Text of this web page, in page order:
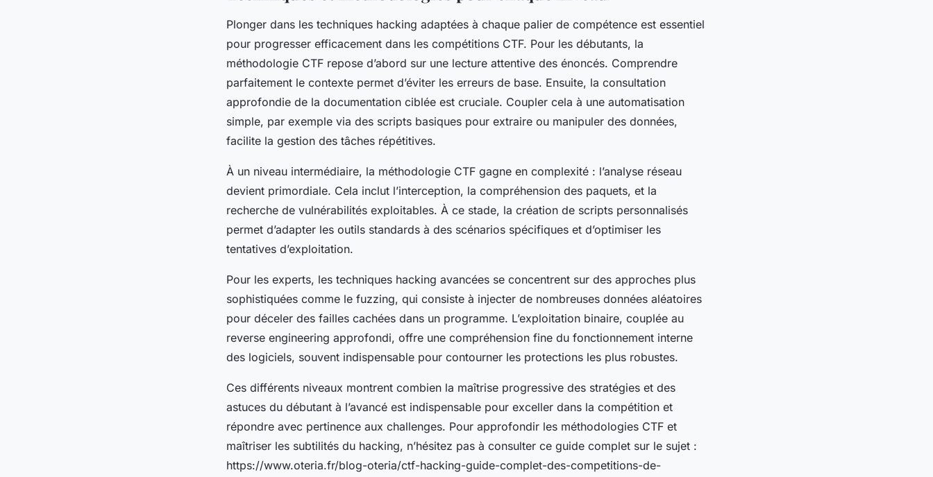
Plonger dans les techniques hacking adaptées à chaque palier de compétence est essentiel
pour progresser efficacement dans les compétitions CTF. Pour les débutants, la
méthodologie CTF repose d’abord sur une lecture attentive des énoncés. Comprendre
parfaitement le contexte permet d’éviter les erreurs de base. Ensuite, la consultation
approfondie de la documentation ciblée est cruciale. Coupler cela à une automatisation
simple, par exemple via des scripts basiques pour extraire ou manipuler des données,
facilite la gestion des tâches répétitives.
À un niveau intermédiaire, la méthodologie CTF gagne en complexité : l’analyse réseau
devient primordiale. Cela inclut l’interception, la compréhension des paquets, et la
recherche de vulnérabilités exploitables. À ce stade, la création de scripts personnalisés
permet d’adapter les outils standards à des scénarios spécifiques et d’optimiser les
tentatives d’exploitation.
Pour les experts, les techniques hacking avancées se concentrent sur des approches plus
sophistiquées comme le fuzzing, qui consiste à injecter de nombreuses données aléatoires
pour déceler des failles cachées dans un programme. L’exploitation binaire, couplée au
reverse engineering approfondi, offre une compréhension fine du fonctionnement interne
des logiciels, souvent indispensable pour contourner les protections les plus robustes.
Ces différents niveaux montrent combien la maîtrise progressive des stratégies et des
astuces du débutant à l’avancé est indispensable pour exceller dans la compétition et
répondre avec pertinence aux challenges. Pour approfondir les méthodologies CTF et
maîtriser les subtilités du hacking, n’hésitez pas à consulter ce guide complet sur le sujet :
https://www.oteria.fr/blog-oteria/ctf-hacking-guide-complet-des-competitions-de-